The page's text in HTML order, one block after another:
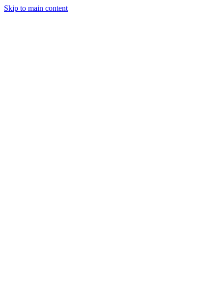
Skip to main content